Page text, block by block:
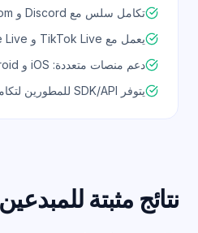
تكامل سلس مع Discord و Zoom و Teams
يعمل مع TikTok Live و YouTube Live و Twitch
دعم منصات متعددة: iOS و Android و Windows و macOS
يتوفر SDK/API للمطورين لتكامل التطبيقات المخصصة
مثبتة للمبدعين